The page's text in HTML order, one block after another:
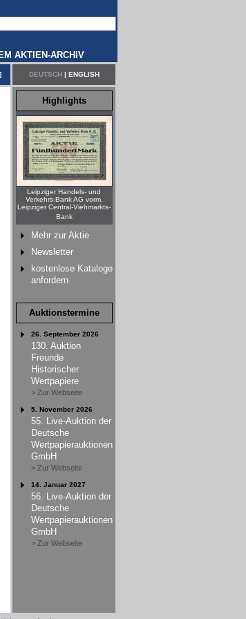
AKTIEN-ARCHIV
] DEUTSCH| ENGLISH
Highlights
Leipziger Handels- und
Verkehrs-Bank AG vorm.
Leipziger Central-Viehmarkts-
Bank
Mehr zur Aktie
Newsletter
kostenlose Kataloge
anfordern
Auktionstermine
26. September 2026
130. Auktion
Freunde
Historischer
Wertpapiere
> Zur Webseite
5. November 2026
55. Live-Auktion der
Deutsche
Wertpapierauktionen
GmbH
> Zur Webseite
14. Januar 2027
56. Live-Auktion der
Deutsche
Wertpapierauktionen
GmbH
> Zur Webseite